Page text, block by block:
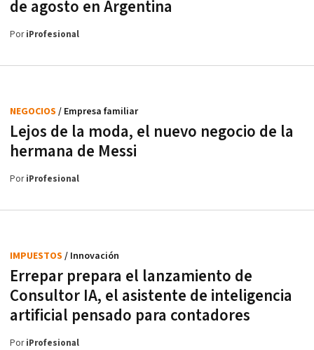
de agosto en Argentina
PoriProfesional
Lejos de la moda, el nuevo negocio de la
hermana de Messi
NEGOCIOS / Empresa familiar
PoriProfesional
Errepar prepara el lanzamiento de
Consultor IA, el asistente de inteligencia
artificial pensado para contadores
IMPUESTOS / Innovación
PoriProfesional